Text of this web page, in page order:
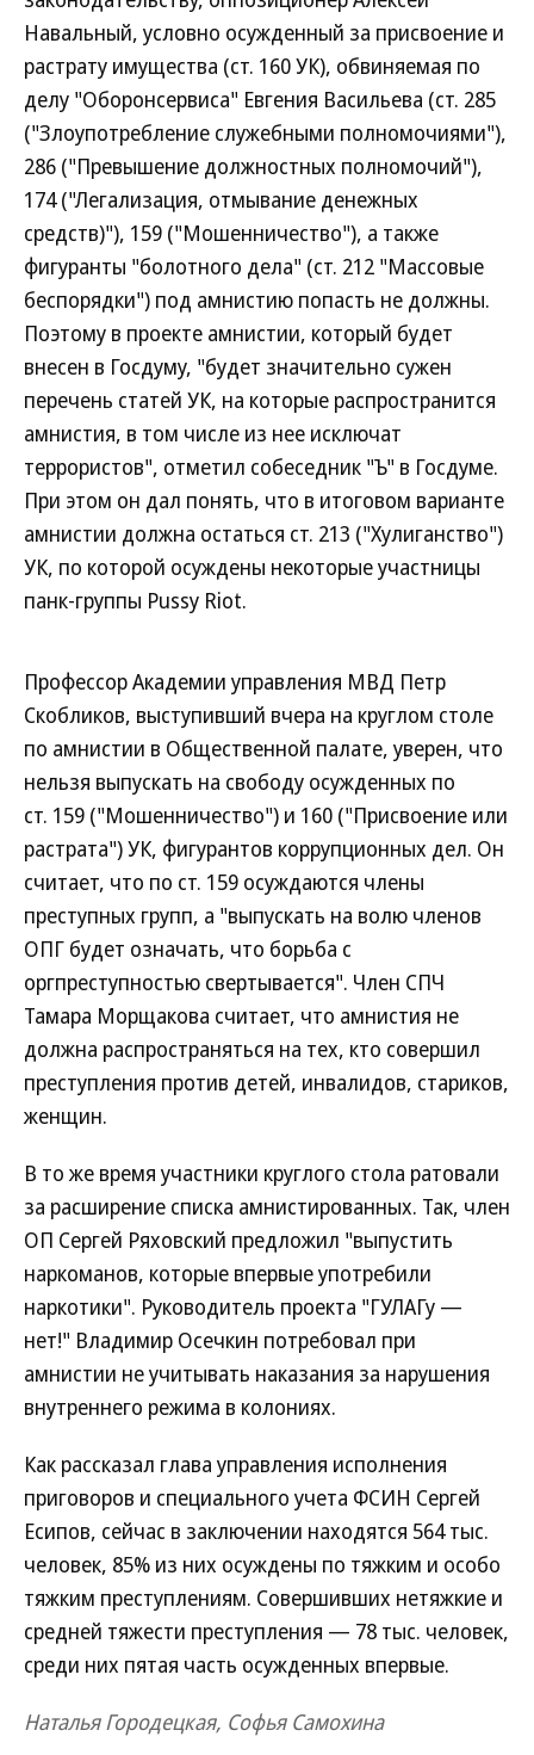
Навальный, условно осужденный за присвоение и
растрату имущества (ст. 160 УК), обвиняемая по
делу "Оборонсервиса" Евгения Васильева (ст. 285
("Злоупотребление служебными полномочиями"),
286 ("Превышение должностных полномочий"),
174 ("Легализация, отмывание денежных
средств)"), 159 ("Мошенничество"), а также
фигуранты "болотного дела" (ст. 212 "Массовые
беспорядки") под амнистию попасть не должны.
Поэтому в проекте амнистии, который будет
внесен в Госдуму, "будет значительно сужен
перечень статей УК, на которые распространится
амнистия, в том числе из нее исключат
террористов", отметил собеседник "Ъ" в Госдуме.
При этом он дал понять, что в итоговом варианте
амнистии должна остаться ст. 213 ("Хулиганство")
УК, по которой осуждены некоторые участницы
панк-группы Pussy Riot.
Профессор Академии управления МВД Петр
Скобликов, выступивший вчера на круглом столе
по амнистии в Общественной палате, уверен, что
нельзя выпускать на свободу осужденных по
ст. 159 ("Мошенничество") и 160 ("Присвоение или
растрата") УК, фигурантов коррупционных дел. Он
считает, что по ст. 159 осуждаются члены
преступных групп, а "выпускать на волю членов
ОПГ будет означать, что борьба с
оргпреступностью свертывается". Член СПЧ
Тамара Морщакова считает, что амнистия не
должна распространяться на тех, кто совершил
преступления против детей, инвалидов, стариков,
женщин.
В то же время участники круглого стола ратовали
за расширение списка амнистированных. Так, член
ОП Сергей Ряховский предложил "выпустить
наркоманов, которые впервые употребили
наркотики". Руководитель проекта "ГУЛАГу —
нет!" Владимир Осечкин потребовал при
амнистии не учитывать наказания за нарушения
внутреннего режима в колониях.
Как рассказал глава управления исполнения
приговоров и специального учета ФСИН Сергей
Есипов, сейчас в заключении находятся 564 тыс.
человек, 85% из них осуждены по тяжким и особо
тяжким преступлениям. Совершивших нетяжкие и
средней тяжести преступления — 78 тыс. человек,
среди них пятая часть осужденных впервые.
Наталья Городецкая, Софья Самохина